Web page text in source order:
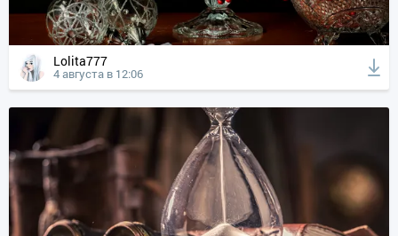
Lolita777
4 августа в 12:06